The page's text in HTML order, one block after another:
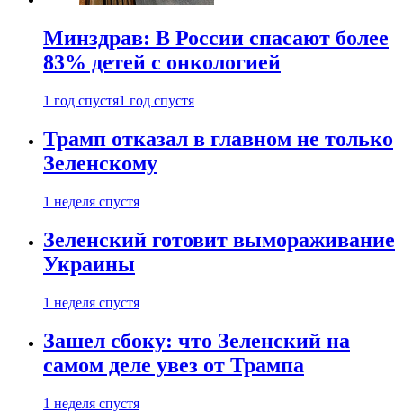
Минздрав: В России спасают более
83% детей с онкологией
1 год спустя1 год спустя
Трамп отказал в главном не только
Зеленскому
1 неделя спустя
Зеленский готовит вымораживание
Украины
1 неделя спустя
Зашел сбоку: что Зеленский на
самом деле увез от Трампа
1 неделя спустя